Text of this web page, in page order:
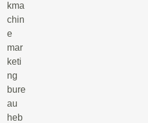
kma
chin
e
mar
keti
ng
bure
au
heb